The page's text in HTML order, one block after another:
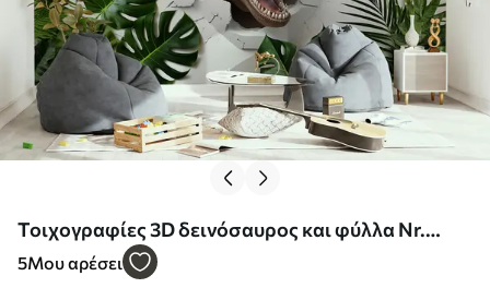
Τοιχογραφίες 3D δεινόσαυρος και φύλλα Nr.
u94772
5Μου αρέσει